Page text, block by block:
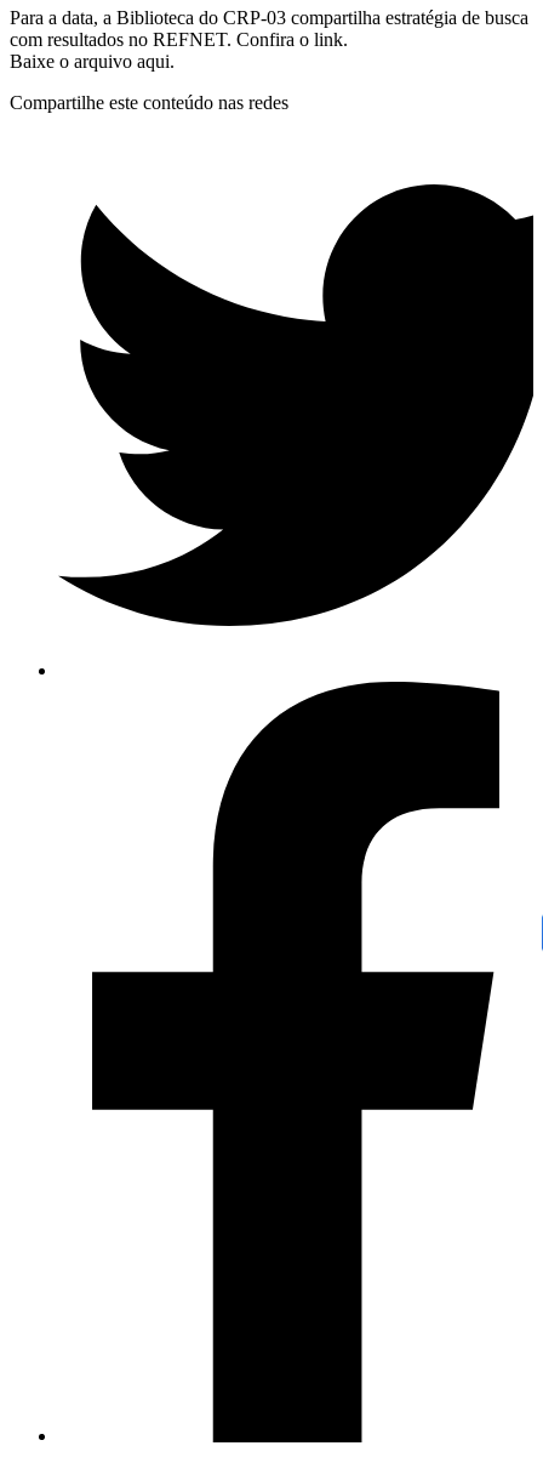
Para a data, a Biblioteca do CRP-03 compartilha estratégia de busca
com resultados no REFNET. Confira o link.
Baixe o arquivo aqui.
Compartilhe este conteúdo nas redes